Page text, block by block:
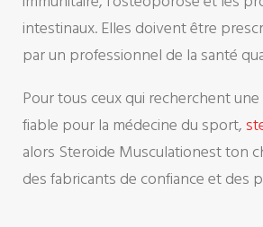
intestinaux. Elles doivent être
par un professionnel de la santé
Pour tous ceux qui recherchent
fiable pour la médecine du sport,
alors Steroide Musculationest ton
des fabricants de confiance et des